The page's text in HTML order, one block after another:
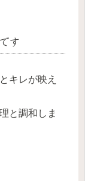
す
キレが映え
と調和しま